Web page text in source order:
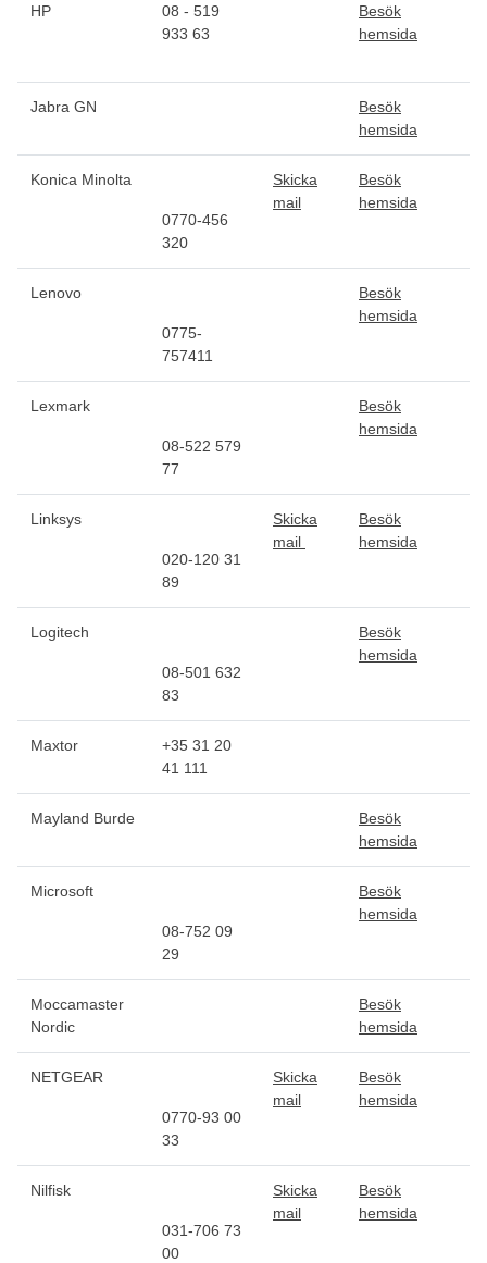
HP
08 - 519
933 63
Besök
hemsida
Jabra GN
Besök
hemsida
Konica Minolta
0770-456
320
Skicka
mail
Besök
hemsida
Lenovo
0775-
757411
Besök
hemsida
Lexmark
08-522 579
77
Besök
hemsida
Linksys
020-120 31
89
Skicka
mail
Besök
hemsida
Logitech
08-501 632
83
Besök
hemsida
Maxtor
+35 31 20
41 111
Mayland Burde
Besök
hemsida
Microsoft
08-752 09
29
Besök
hemsida
Moccamaster
Nordic
Besök
hemsida
NETGEAR
0770-93 00
33
Skicka
mail
Besök
hemsida
Nilfisk
031-706 73
00
Skicka
mail
Besök
hemsida